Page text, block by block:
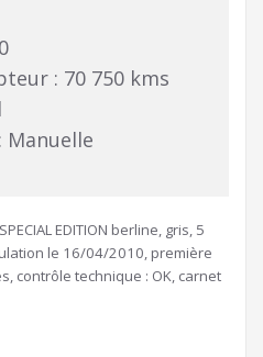
: 70 750 kms
Manuelle
EDITION berline, gris, 5
le 16/04/2010, première
contrôle technique : OK, carnet